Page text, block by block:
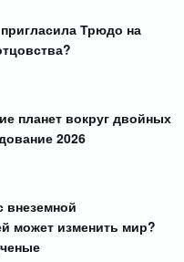
Трюдо на
планет вокруг двойных
2026
внеземной
может изменить мир?